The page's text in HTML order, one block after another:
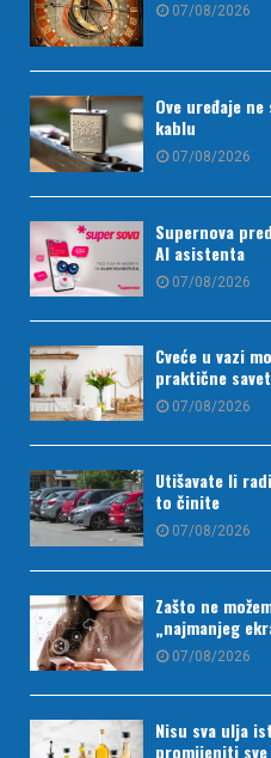
07/08/2026
Ove uređaje
kablu
07/08/2026
Supernova
AI asistenta
07/08/2026
Cveće u vazi
praktične
07/08/2026
Utišavate li
to činite
07/08/2026
Zašto ne
„najmanjeg
07/08/2026
Nisu sva ulja
promijeniti sve